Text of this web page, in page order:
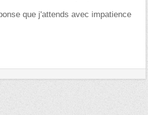
que j'attends avec impatience